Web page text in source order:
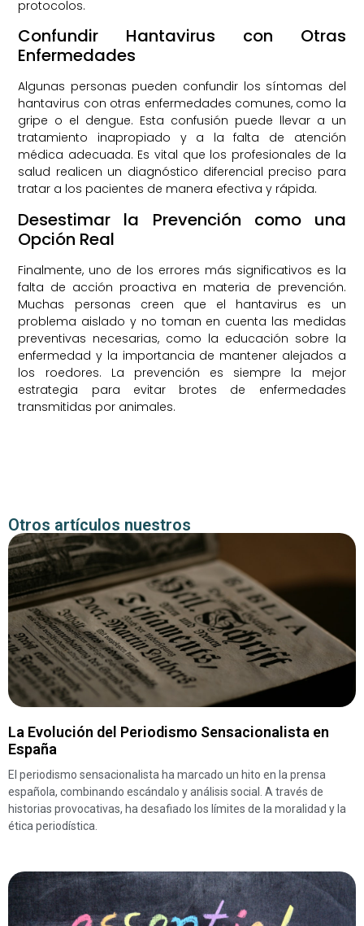
protocolos.
Confundir Hantavirus con Otras
Enfermedades
Algunas personas pueden confundir los síntomas del
hantavirus con otras enfermedades comunes, como la
gripe o el dengue. Esta confusión puede llevar a un
tratamiento inapropiado y a la falta de atención
médica adecuada. Es vital que los profesionales de la
salud realicen un diagnóstico diferencial preciso para
tratar a los pacientes de manera efectiva y rápida.
Desestimar la Prevención como una
Opción Real
Finalmente, uno de los errores más significativos es la
falta de acción proactiva en materia de prevención.
Muchas personas creen que el hantavirus es un
problema aislado y no toman en cuenta las medidas
preventivas necesarias, como la educación sobre la
enfermedad y la importancia de mantener alejados a
los roedores. La prevención es siempre la mejor
estrategia para evitar brotes de enfermedades
transmitidas por animales.
Otros artículos nuestros
La Evolución del Periodismo Sensacionalista en
España
El periodismo sensacionalista ha marcado un hito en la prensa
española, combinando escándalo y análisis social. A través de
historias provocativas, ha desafiado los límites de la moralidad y la
ética periodística.